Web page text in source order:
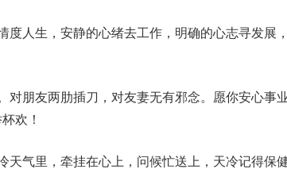
度人生，安静的心绪去工作，明确的心志寻发展
对朋友两肋插刀，对友妻无有邪念。愿你安心事
欢！
天气里，牵挂在心上，问候忙送上，天冷记得保